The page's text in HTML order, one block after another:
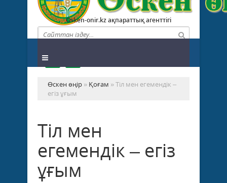
Osken-onir.kz ақпараттық агенттігі
Өскен өңір » Қоғам » Тіл мен егемендік –
егіз ұғым
Тіл мен
егемендік – егіз
ұғым